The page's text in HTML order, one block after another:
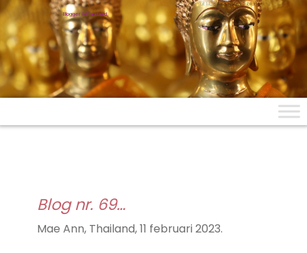
Blogger & Klankbord
uit Mae Aen, Noord-Thailand
Blog nr. 69…
Mae Ann, Thailand, 11 februari 2023.